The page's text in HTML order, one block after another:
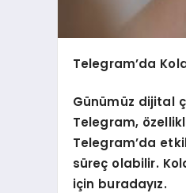
Telegram’da
Günümüz dijital
Telegram, ö
Telegram’da
süreç olabilir.
için buradayız.